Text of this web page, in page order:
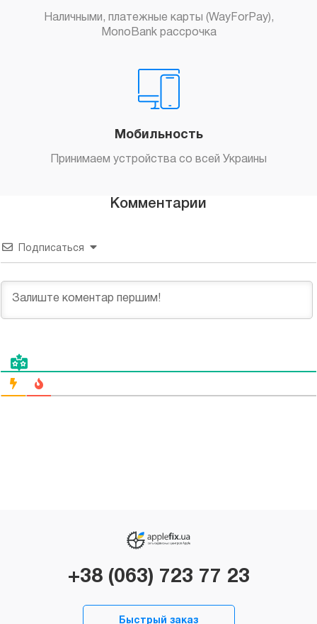
Наличными, платежные карты (WayForPay),
MonoBank рассрочка
Мобильность
Принимаем устройства со всей Украины
Комментарии
Подписаться
+38 (063) 723 77 23
Быстрый заказ